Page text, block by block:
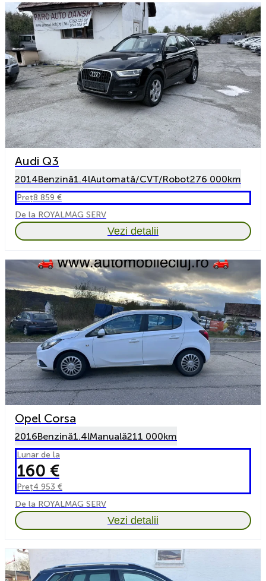
Audi Q3
2014Benzină1.4lAutomată/CVT/Robot276 000km
Preț8 859 €
De la ROYALMAG SERV
Vezi detalii
Opel Corsa
2016Benzină1.4lManuală211 000km
Lunar de la
160 €
Preț4 953 €
De la ROYALMAG SERV
Vezi detalii